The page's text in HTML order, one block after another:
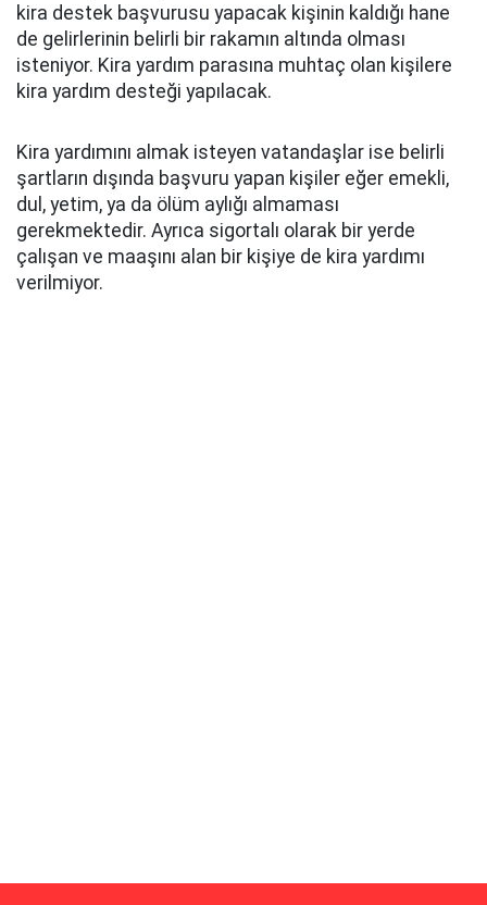
kira destek başvurusu yapacak kişinin kaldığı hane
de gelirlerinin belirli bir rakamın altında olması
isteniyor. Kira yardım parasına muhtaç olan kişilere
kira yardım desteği yapılacak.
Kira yardımını almak isteyen vatandaşlar ise belirli
şartların dışında başvuru yapan kişiler eğer emekli,
dul, yetim, ya da ölüm aylığı almaması
gerekmektedir. Ayrıca sigortalı olarak bir yerde
çalışan ve maaşını alan bir kişiye de kira yardımı
verilmiyor.